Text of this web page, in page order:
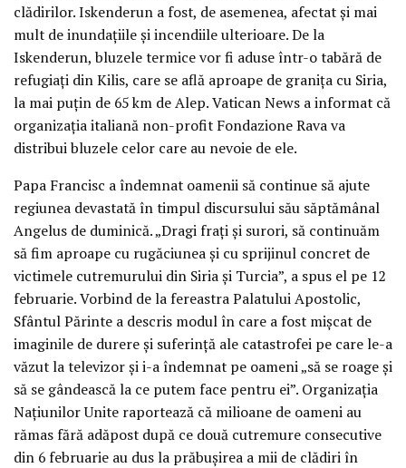
clădirilor. Iskenderun a fost, de asemenea, afectat și mai
mult de inundațiile și incendiile ulterioare. De la
Iskenderun, bluzele termice vor fi aduse într-o tabără de
refugiați din Kilis, care se află aproape de granița cu Siria,
la mai puțin de 65 km de Alep. Vatican News a informat că
organizația italiană non-profit Fondazione Rava va
distribui bluzele celor care au nevoie de ele.
Papa Francisc a îndemnat oamenii să continue să ajute
regiunea devastată în timpul discursului său săptămânal
Angelus de duminică. „Dragi frați și surori, să continuăm
să fim aproape cu rugăciunea și cu sprijinul concret de
victimele cutremurului din Siria și Turcia”, a spus el pe 12
februarie. Vorbind de la fereastra Palatului Apostolic,
Sfântul Părinte a descris modul în care a fost mișcat de
imaginile de durere și suferință ale catastrofei pe care le-a
văzut la televizor și i-a îndemnat pe oameni „să se roage și
să se gândească la ce putem face pentru ei”. Organizația
Națiunilor Unite raportează că milioane de oameni au
rămas fără adăpost după ce două cutremure consecutive
din 6 februarie au dus la prăbușirea a mii de clădiri în